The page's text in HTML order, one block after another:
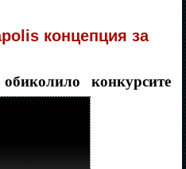
концепция за
конкурсите